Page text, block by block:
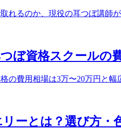
れるのか、現役の耳つぼ講師
つぼ資格スクールの
の費用相場は3万〜20万円と
ーとは？選び方・